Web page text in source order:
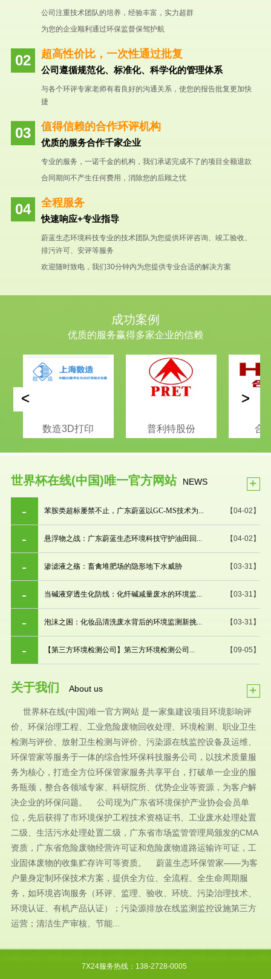
公司注重技术团队的培养，经验丰富，实力超群
为您的企业顺利通过环保监督保驾护航
超高性价比，一次性通过批复
公司遵循规范化、标准化、科学化的管理体系
与各个环评专家老师有着良好的沟通关系，使您的报告批复更加快
捷
值得信赖的合作环评机构
优质的服务合作千家企业
专业的服务，一诺千金的机构，我们承诺完成不了的项目全额退款
合同期间不产生任何费用，消除您的后顾之忧
全程服务
快速响应+专业指导
蔚蓝生态环境科技专业的技术团队为您提供环评咨询、竣工验收、
排污许可、安评等服务
欢迎随时致电，我们30分钟内为您提供专业合适的解决方案
成功案例
优质的服务赢得多家企业的信赖
数造3D打印 普利特股份 合
< >
世界杯在线(中国)唯一官方网站 NEWS +
【04-02】
苯胺类超标屡禁不止，广东蔚蓝以GC-MS技术为...
【04-02】
悬浮物之战：广东蔚蓝生态环境科技守护油田回...
【03-31】
渗滤液之殇：畜禽堆肥场的隐形地下水威胁
【03-31】
当碱液穿透生化防线：化纤碱减量废水的环境监...
【03-31】
泡沫之困：化妆品清洗废水背后的环境监测新挑...
【09-05】
【第三方环境检测公司】第三方环境检测公司...
关于我们 About us +
世界杯在线(中国)唯一官方网站 是一家集建设项目环境影响评
价、环保治理工程、工业危险废物回收处理、环境检测、职业卫生
检测与评价、放射卫生检测与评价、污染源在线监控设备及运维、
环保管家等服务于一体的综合性环保科技服务公司，以技术质量服
务为核心，打造全方位环保管家服务共享平台，打破单一企业的服
务瓶颈，整合各领域专家、科研院所、优势企业等资源，为客户解
决企业的环保问题。 公司现为广东省环境保护产业协会会员单
位，先后获得了市环境保护工程技术资格证书、工业废水处理处置
二级、生活污水处理处置二级，广东省市场监管管理局颁发的CMA
资质，广东省危险废物经营许可证和危险废物道路运输许可证，工
业固体废物的收集贮存许可等资质。 蔚蓝生态环保管家——为客
户量身定制环保技术方案，提供全方位、全流程、全生命周期服
务，如环境咨询服务（环评、监理、验收、环统、污染治理技术、
环境认证、有机产品认证）；污染源排放在线监测监控设施第三方
运营；清洁生产审核、节能...
7X24服务热线：138-2728-0005